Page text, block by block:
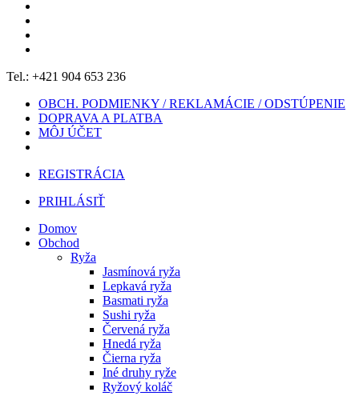
Tel.: +421 904 653 236
OBCH. PODMIENKY / REKLAMÁCIE / ODSTÚPENIE
DOPRAVA A PLATBA
MÔJ ÚČET
REGISTRÁCIA
PRIHLÁSIŤ
Domov
Obchod
Ryža
Jasmínová ryža
Lepkavá ryža
Basmati ryža
Sushi ryža
Červená ryža
Hnedá ryža
Čierna ryža
Iné druhy ryže
Ryžový koláč